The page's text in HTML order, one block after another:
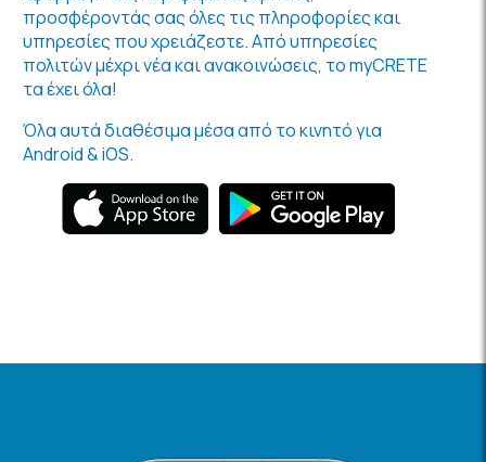
προσφέροντάς σας όλες τις πληροφορίες και
υπηρεσίες που χρειάζεστε. Από υπηρεσίες
πολιτών μέχρι νέα και ανακοινώσεις, το myCRETE
τα έχει όλα!
Όλα αυτά διαθέσιμα μέσα από το κινητό για
Android & iOS.